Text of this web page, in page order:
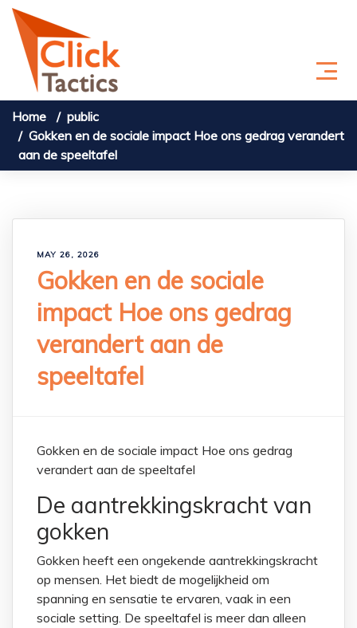
Skip to content
Home
public
Gokken en de sociale impact Hoe ons gedrag verandert
aan de speeltafel
MAY 26, 2026
Gokken en de sociale
impact Hoe ons gedrag
verandert aan de
speeltafel
Gokken en de sociale impact Hoe ons gedrag
verandert aan de speeltafel
De aantrekkingskracht van
gokken
Gokken heeft een ongekende aantrekkingskracht
op mensen. Het biedt de mogelijkheid om
spanning en sensatie te ervaren, vaak in een
sociale setting. De speeltafel is meer dan alleen